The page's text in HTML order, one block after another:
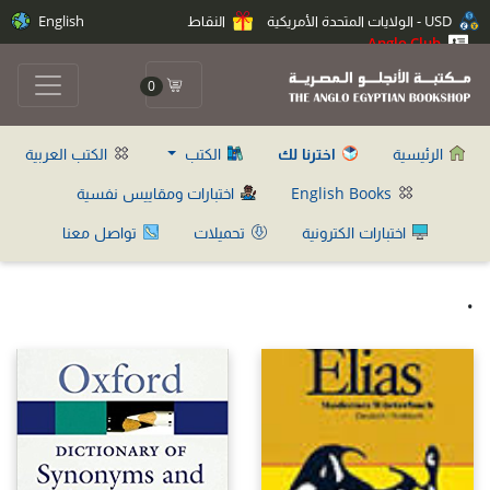
النقاط
Anglo Club
English
0
الرئيسية اخترنا لك الكتب
الكتب العربية
اختبارات ومقاييس نفسية
اختبارات الكترونية
تحميلات تواصل معنا
.